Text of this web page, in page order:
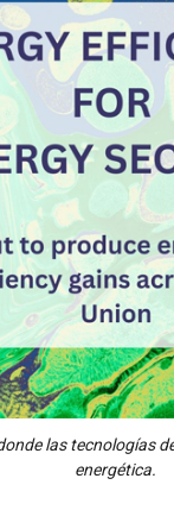
las tecnologías
energética.